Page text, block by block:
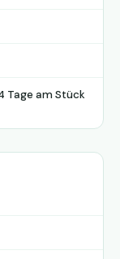
Tage am Stück